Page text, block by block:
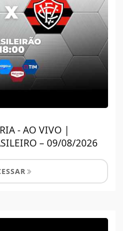
- AO VIVO |
– 09/08/2026